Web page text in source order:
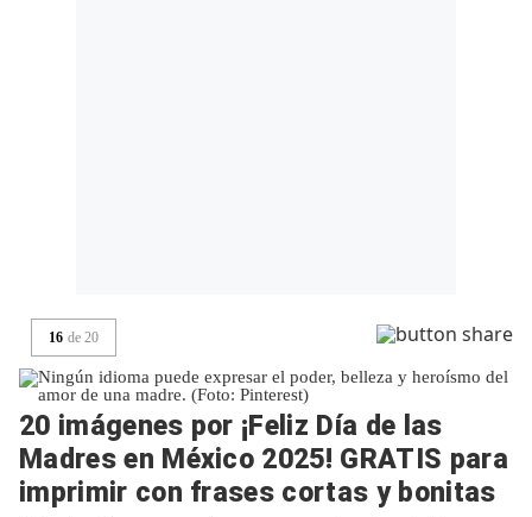
16 de 20
20 imágenes por ¡Feliz Día de las
Madres en México 2025! GRATIS para
imprimir con frases cortas y bonitas